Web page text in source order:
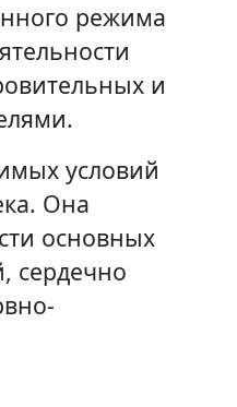
режима
и
условий
Она
основных
сердечно